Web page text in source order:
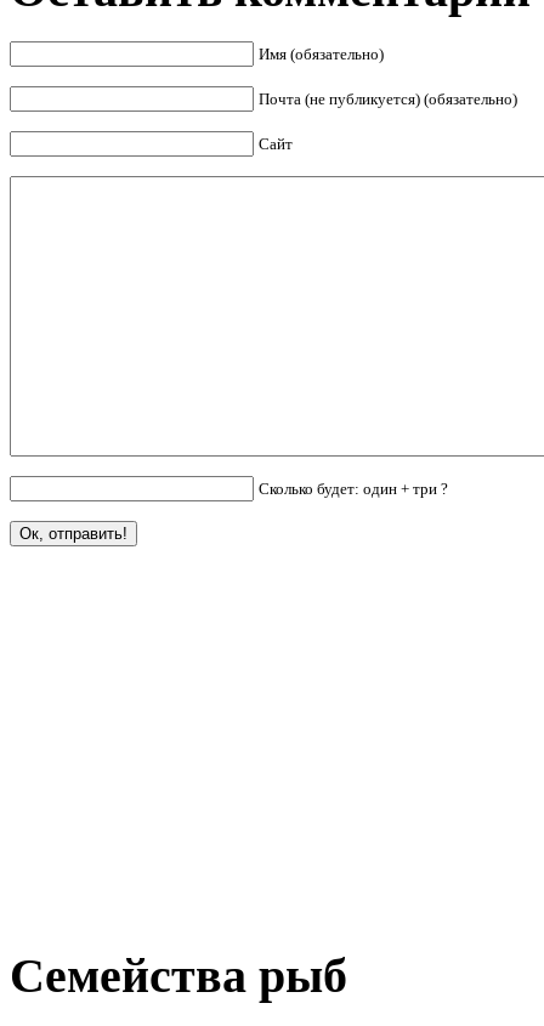
Имя (обязательно)
Почта (не публикуется) (обязательно)
Сайт
Сколько будет: один + три ?
Семейства рыб